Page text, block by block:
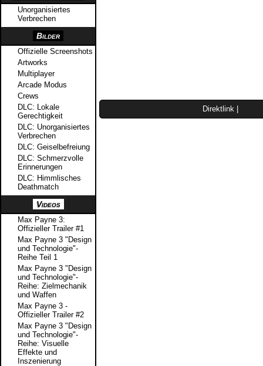
Unorganisiertes
Verbrechen
Bilder
Offizielle Screenshots
Artworks
Multiplayer
Arcade Modus
Crews
DLC: Lokale
Gerechtigkeit
DLC: Unorganisiertes
Verbrechen
DLC: Geiselbefreiung
DLC: Schmerzvolle
Erinnerungen
DLC: Himmlisches
Deathmatch
Videos
Max Payne 3:
Offizieller Trailer #1
Max Payne 3 "Design
und Technologie"-
Reihe Teil 1
Max Payne 3 "Design
und Technologie"-
Reihe: Zielmechanik
und Waffen
Max Payne 3 -
Offizieller Trailer #2
Max Payne 3 "Design
und Technologie"-
Reihe: Visuelle
Effekte und
Inszenierung
Direktlink